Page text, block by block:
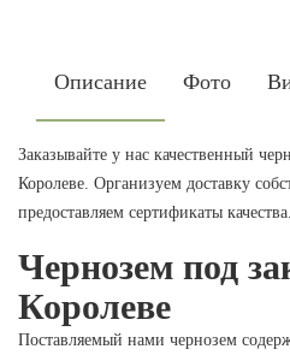
Описание Фото
Заказывайте у нас качественный
Королеве. Организуем доставку
предоставляем сертификаты качества.
Чернозем под
Королеве
Поставляемый нами чернозем